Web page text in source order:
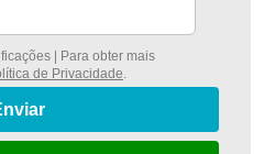
| Para obter mais
de Privacidade.